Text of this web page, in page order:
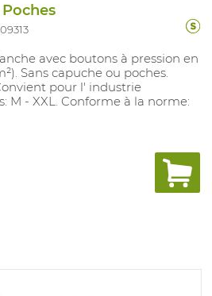
avec boutons à pression en
Sans capuche ou poches.
pour l' industrie
M - XXL. Conforme à la norme: